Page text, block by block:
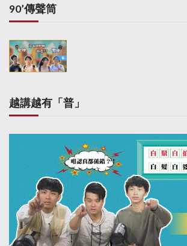
90’傳聲筒
越講越有「普」